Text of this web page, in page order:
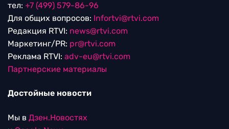
тел: +7 (499) 579-86-96
Для общих вопросов: Infortvi@rtvi.com
Редакция RTVI: news@rtvi.com
Маркетинг/PR: pr@rtvi.com
Реклама RTVI: adv-eu@rtvi.com
Партнерские материалы
Достойные новости
Мы в Дзен.Новостях